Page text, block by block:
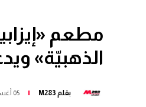
مطعم
الذهبيّة»
بقلم M283 05 أغسطس 2026